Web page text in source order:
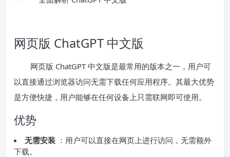
网页版 ChatGPT 中文版
网页版 ChatGPT 中文版是最常用的版本之一，用户可
以直接通过浏览器访问无需下载任何应用程序。其最大优势
是方便快捷，用户能够在任何设备上只需联网即可使用。
优势
无需安装 ：用户可以直接在网页上进行访问，无需额外
下载。